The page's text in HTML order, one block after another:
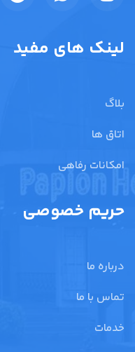
لینک های مفید
بلاگ
اتاق ها
امکانات رفاهی
حریم خصوصی
درباره ما
تماس با ما
خدمات